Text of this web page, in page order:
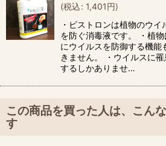
(税込: 1,401円)
・ビストロンは植物のウイ
を防ぐ消毒液です。 ・植
にウイルスを防御する機能
きません。 ・ウイルスに
するしかありませ…
この商品を買った人は、こん
す